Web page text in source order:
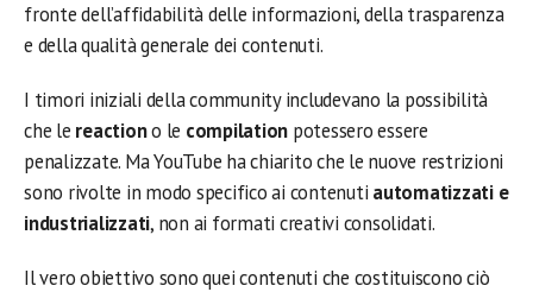
fronte dell’affidabilità delle informazioni, della trasparenza
e della qualità generale dei contenuti.
I timori iniziali della community includevano la possibilità
che le reactiono le compilation potessero essere
penalizzate. Ma YouTube ha chiarito che le nuove restrizioni
sono rivolte in modo specifico ai contenuti automatizzati e
industrializzati, non ai formati creativi consolidati.
Il vero obiettivo sono quei contenuti che costituiscono ciò